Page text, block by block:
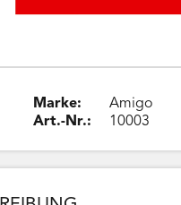
Marke:
Art.-Nr.:
Amigo
10003